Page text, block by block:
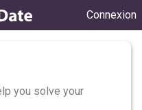
Connexion
you solve your